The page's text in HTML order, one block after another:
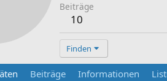
Beiträge
10
Finden
Beiträge Informationen